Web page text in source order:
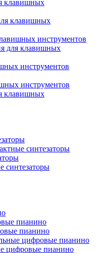
клавишных
клавишных
инструментов
для клавишных
инструментов
инструментов
клавишных
синтезаторы
синтезаторы
пианино
пианино
цифровые пианино
цифровые пианино